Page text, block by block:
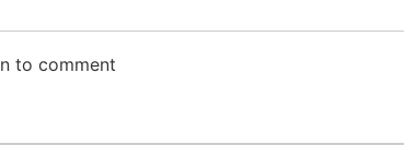
to comment